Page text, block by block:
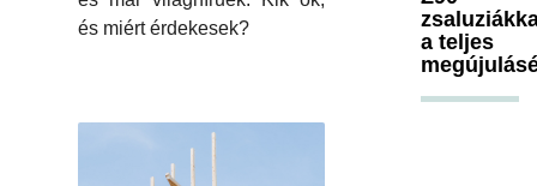
és miért érdekesek?
a teljes